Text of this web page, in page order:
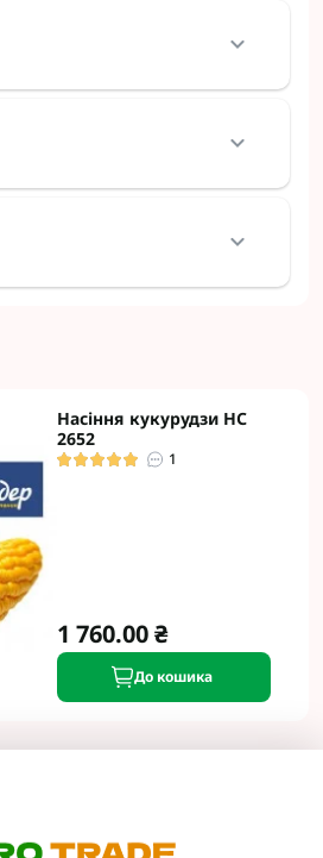
Насіння кукурудзи НС
2652
1
1 760.00 ₴
До кошика